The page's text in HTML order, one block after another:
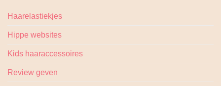
Haarelastiekjes
Hippe websites
Kids haaraccessoires
Review geven